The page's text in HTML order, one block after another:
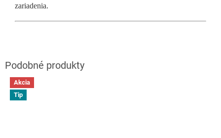
zariadenia.
Akcia
Tip